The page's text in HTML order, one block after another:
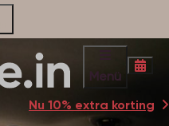
Menü
Nu 10% extra korting